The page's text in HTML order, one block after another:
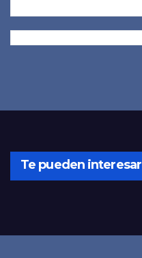
Te pueden interesar